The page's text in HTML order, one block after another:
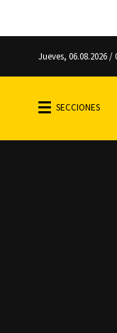
Jueves, 06.08.2026 /